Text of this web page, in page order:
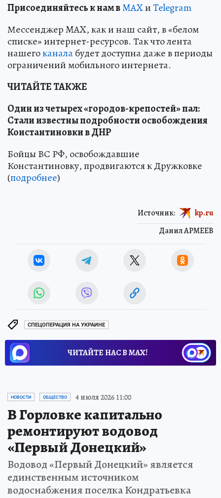
Присоединяйтесь к нам вMAXиTelegram
Мессенджер MAX, как и наш сайт, в «белом
списке» интернет-ресурсов. Так что лента
нашегоканалабудет доступна даже в периоды
ограничений мобильного интернета.
ЧИТАЙТЕ ТАКЖЕ
Один из четырех «городов-крепостей» пал:
Стали известны подробности освобождения
Константиновки в ДНР
Бойцы ВС РФ, освобождавшие
Константиновку, продвигаются к Дружковке
(подробнее)
Данил АРМЕЕВ
Источник: kp.ru
СПЕЦОПЕРАЦИЯ НА УКРАИНЕ
ЧИТАЙТЕ НАС В МАХ!
НОВОСТИ ОБЩЕСТВО 4 июля 2026 11:00
В Горловке капитально
ремонтируют водовод
«Первый Донецкий»
Водовод «Первый Донецкий» является
единственным источником
водоснабжения поселка Кондратьевка